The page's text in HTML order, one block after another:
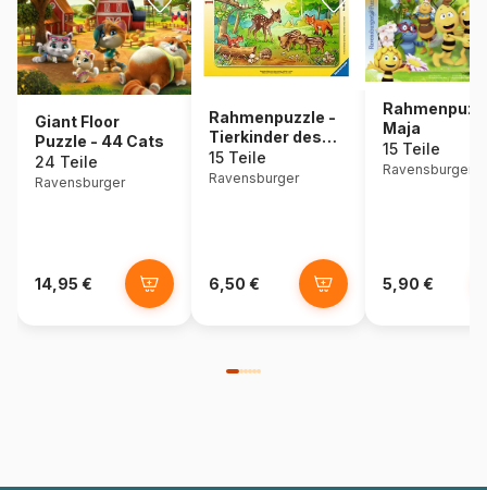
Giant Floor
Puzzle - 44 Cats
24 Teile
Ravensburger
14,95 €
Rahmenpuzzle -
Tierkinder des
Waldes
15 Teile
Ravensburger
6,50 €
Maja
15 Teile
Ravensburger
5,90 €